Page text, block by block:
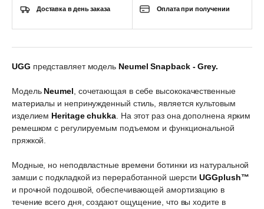
Доставка в день заказа Оплата при получении
UGG представляет модель Neumel Snapback - Grey.
Модель Neumel, сочетающая в себе высококачественные
материалы и непринужденный стиль, является культовым
изделием Heritage chukka. На этот раз она дополнена ярким
ремешком с регулируемым подъемом и функциональной
пряжкой.
Модные, но неподвластные времени ботинки из натуральной
замши с подкладкой из переработанной шерстиUGGplush™
и прочной подошвой, обеспечивающей амортизацию в
течение всего дня, создают ощущение, что вы ходите в